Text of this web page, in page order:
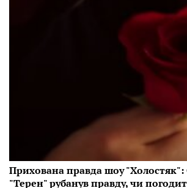
Прихована правда шоу "Холостяк":
"Терен" рубанув правду, чи